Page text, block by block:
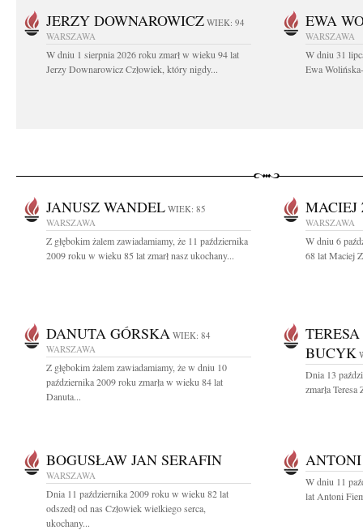
JERZY DOWNAROWICZ WIEK: 94
WARSZAWA
W dniu 1 sierpnia 2026 roku zmarł w wieku 94 lat
Jerzy Downarowicz Człowiek, który nigdy...
EWA
WARSZAWA
W dniu 31
Ewa
JANUSZ WANDEL WIEK: 85
WARSZAWA
Z głębokim żalem zawiadamiamy, że 11 października
2009 roku w wieku 85 lat zmarł nasz ukochany...
MACIEJ
WARSZAWA
W dniu 6
68 lat Maciej
DANUTA GÓRSKA WIEK: 84
WARSZAWA
Z głębokim żalem zawiadamiamy, że w dniu 10
października 2009 roku zmarła w wieku 84 lat
Danuta...
BUCYK
Dnia 13
zmarła
BOGUSŁAW JAN SERAFIN
WARSZAWA
Dnia 11 października 2009 roku w wieku 82 lat
odszedł od nas Człowiek wielkiego serca,
ukochany...
W dniu 11
lat Antoni